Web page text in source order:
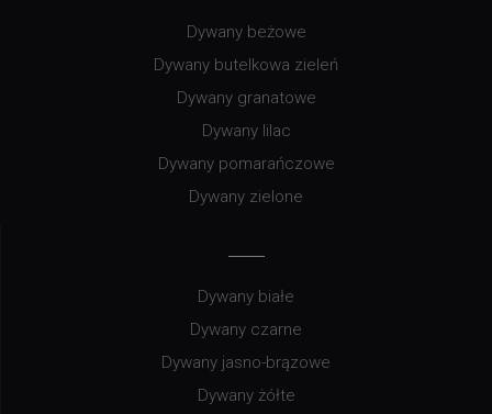
Dywany beżowe
Dywany butelkowa zieleń
Dywany granatowe
Dywany lilac
Dywany pomarańczowe
Dywany zielone
Dywany białe
Dywany czarne
Dywany jasno-brązowe
Dywany żółte